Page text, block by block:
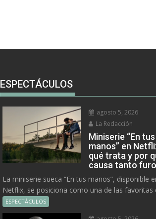
ESPECTÁCULOS
agosto 5, 2026
La Redacción
Miniserie “En tus
manos” en
qué trata y por
causa tanto
La miniserie sueca “En tus manos”, disponible
Netflix, se posiciona como una de las favoritas
ESPECTÁCULOS